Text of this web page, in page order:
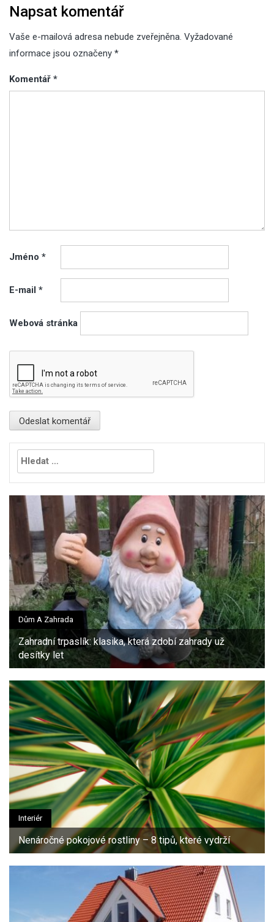
Napsat komentář
Vaše e-mailová adresa nebude zveřejněna. Vyžadované
informace jsou označeny *
Komentář *
Jméno *
E-mail *
Webová stránka
Vyhledávání
Dům A Zahrada
Zahradní trpaslík: klasika, která zdobí zahrady už
desítky let
Interiér
Nenáročné pokojové rostliny – 8 tipů, které vydrží